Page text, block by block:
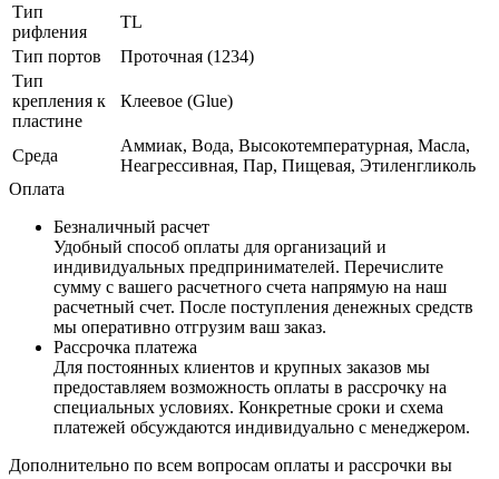
Тип
рифления
ТL
Тип портов
Проточная (1234)
Тип
крепления к
пластине
Клеевое (Glue)
Среда
Аммиак, Вода, Высокотемпературная, Масла,
Неагрессивная, Пар, Пищевая, Этиленгликоль
Оплата
Безналичный расчет
Удобный способ оплаты для организаций и
индивидуальных предпринимателей. Перечислите
сумму с вашего расчетного счета напрямую на наш
расчетный счет. После поступления денежных средств
мы оперативно отгрузим ваш заказ.
Рассрочка платежа
Для постоянных клиентов и крупных заказов мы
предоставляем возможность оплаты в рассрочку на
специальных условиях. Конкретные сроки и схема
платежей обсуждаются индивидуально с менеджером.
Дополнительно по всем вопросам оплаты и рассрочки вы